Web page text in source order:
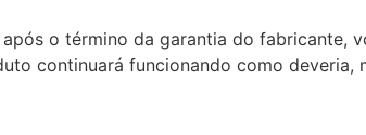
o término da garantia do fabricante,
continuará funcionando como deveria,